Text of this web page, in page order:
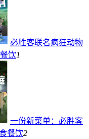
必胜客联名疯狂动物
饮1
一份新菜单：必胜客
餐饮2